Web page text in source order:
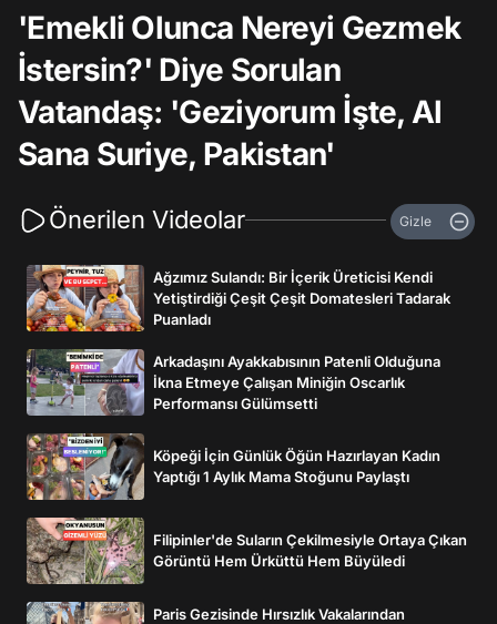
'Emekli Olunca Nereyi Gezmek
İstersin?' Diye Sorulan
Vatandaş: 'Geziyorum İşte, Al
Sana Suriye, Pakistan'
Önerilen Videolar Gizle
Ağzımız Sulandı: Bir İçerik Üreticisi Kendi
Yetiştirdiği Çeşit Çeşit Domatesleri Tadarak
Puanladı
Arkadaşını Ayakkabısının Patenli Olduğuna
İkna Etmeye Çalışan Miniğin Oscarlık
Performansı Gülümsetti
Köpeği İçin Günlük Öğün Hazırlayan Kadın
Yaptığı 1 Aylık Mama Stoğunu Paylaştı
Filipinler'de Suların Çekilmesiyle Ortaya Çıkan
Görüntü Hem Ürküttü Hem Büyüledi
Paris Gezisinde Hırsızlık Vakalarından